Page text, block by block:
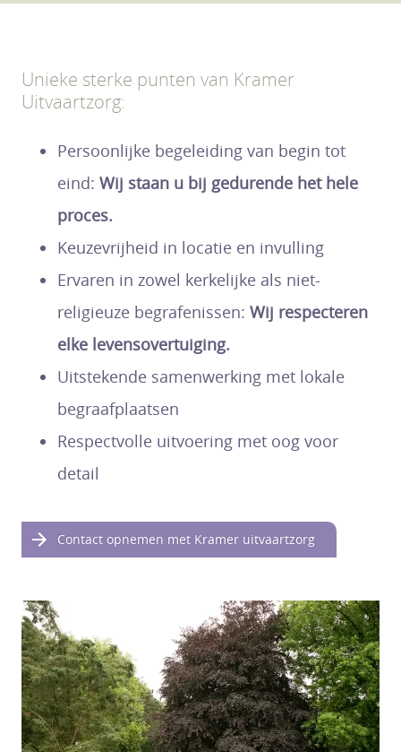
Unieke sterke punten van Kramer
Uitvaartzorg:
Persoonlijke begeleiding van begin tot
eind: Wij staan u bij gedurende het hele
proces.
Keuzevrijheid in locatie en invulling
Ervaren in zowel kerkelijke als niet-
religieuze begrafenissen: Wij respecteren
elke levensovertuiging.
Uitstekende samenwerking met lokale
begraafplaatsen
Respectvolle uitvoering met oog voor
detail
Contact opnemen met Kramer uitvaartzorg